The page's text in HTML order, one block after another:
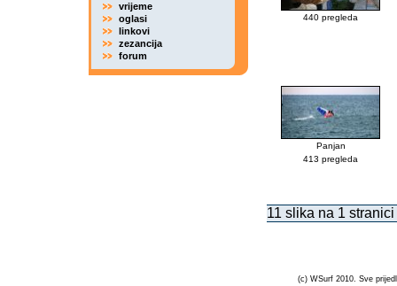
vrijeme
oglasi
linkovi
zezancija
forum
440 pregleda
Panjan
413 pregleda
11 slika na 1 stranici
(c) WSurf 2010. Sve